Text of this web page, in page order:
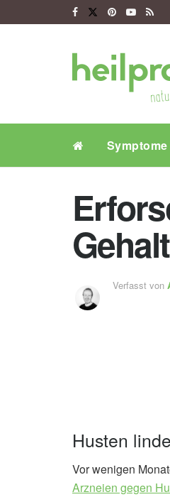
Symptome
Verfasst von
Husten
Vor wenigen
Arzneien gegen